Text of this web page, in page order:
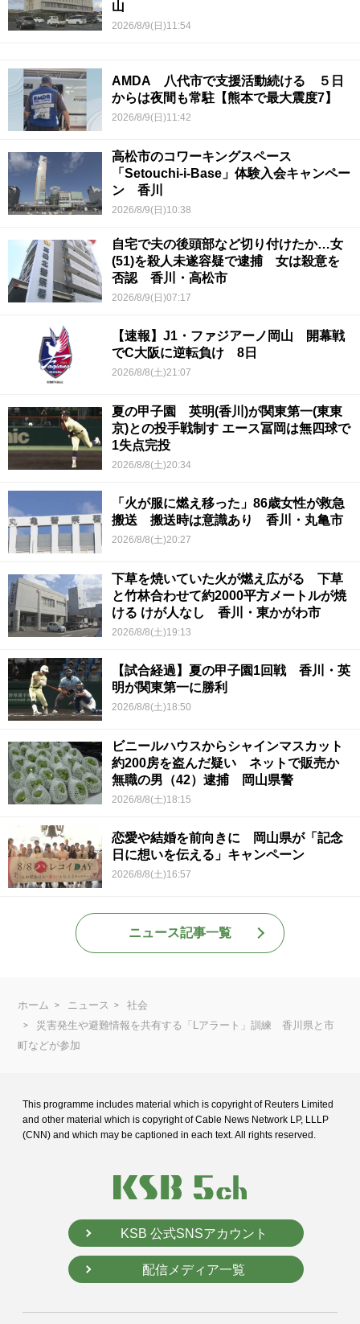
山
2026/8/9(日)11:54
AMDA 八代市で支援活動続ける ５日
からは夜間も常駐【熊本で最大震度7】
2026/8/9(日)11:42
高松市のコワーキングスペース
「Setouchi-i-Base」体験入会キャンペー
ン 香川
2026/8/9(日)10:38
自宅で夫の後頭部など切り付けたか…女
(51)を殺人未遂容疑で逮捕 女は殺意を
否認 香川・高松市
2026/8/9(日)07:17
【速報】J1・ファジアーノ岡山 開幕戦
でC大阪に逆転負け 8日
2026/8/8(土)21:07
夏の甲子園 英明(香川)が関東第一(東東
京)との投手戦制す エース冨岡は無四球で
1失点完投
2026/8/8(土)20:34
「火が服に燃え移った」86歳女性が救急
搬送 搬送時は意識あり 香川・丸亀市
2026/8/8(土)20:27
下草を焼いていた火が燃え広がる 下草
と竹林合わせて約2000平方メートルが焼
ける けが人なし 香川・東かがわ市
2026/8/8(土)19:13
【試合経過】夏の甲子園1回戦 香川・英
明が関東第一に勝利
2026/8/8(土)18:50
ビニールハウスからシャインマスカット
約200房を盗んだ疑い ネットで販売か
無職の男（42）逮捕 岡山県警
2026/8/8(土)18:15
恋愛や結婚を前向きに 岡山県が「記念
日に想いを伝える」キャンペーン
2026/8/8(土)16:57
ニュース記事一覧
ホーム ニュース
社会
災害発生や避難情報を共有する「Lアラート」訓練 香川県と市
町などが参加
This programme includes material which is copyright of Reuters Limited
and other material which is copyright of Cable News Network LP, LLLP
(CNN) and which may be captioned in each text. All rights reserved.
KSB 公式SNSアカウント
配信メディア一覧